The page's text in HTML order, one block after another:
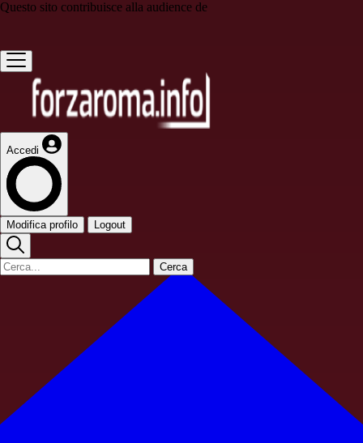
Questo sito contribuisce alla audience de
Accedi
Modifica profilo Logout
Cerca